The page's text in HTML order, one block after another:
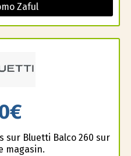
Zaful
sur Bluetti Balco 260 sur
magasin.